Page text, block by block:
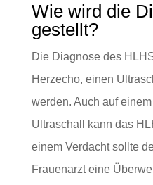
Wie wird die
gestellt?
Die Diagnose des
Herzecho, einen
werden. Auch auf
Ultraschall kann das
einem Verdacht sollte
Frauenarzt eine